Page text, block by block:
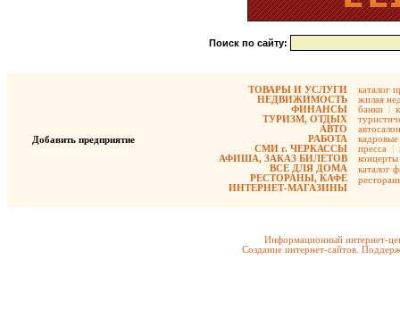
Поиск по сайту:
Добавить предприятие
ТОВАРЫ И УСЛУГИ
НЕДВИЖИМОСТЬ
ФИНАНСЫ
ТУРИЗМ, ОТДЫХ
АВТО
РАБОТА
СМИ г. ЧЕРКАССЫ
АФИША, ЗАКАЗ БИЛЕТОВ
ВСЕ ДЛЯ ДОМА
РЕСТОРАНЫ, КАФЕ
ИНТЕРНЕТ-МАГАЗИНЫ
каталог
жилая
банки |
кадровые
пресса |
концерты
каталог
Информационный интернет-
Создание интернет-сайтов.